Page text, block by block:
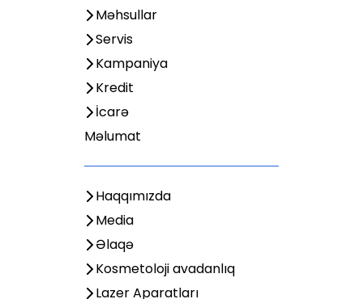
Məhsullar
Servis
Kampaniya
Kredit
İcarə
Məlumat
Haqqımızda
Media
Əlaqə
Kosmetoloji avadanlıq
Lazer Aparatları